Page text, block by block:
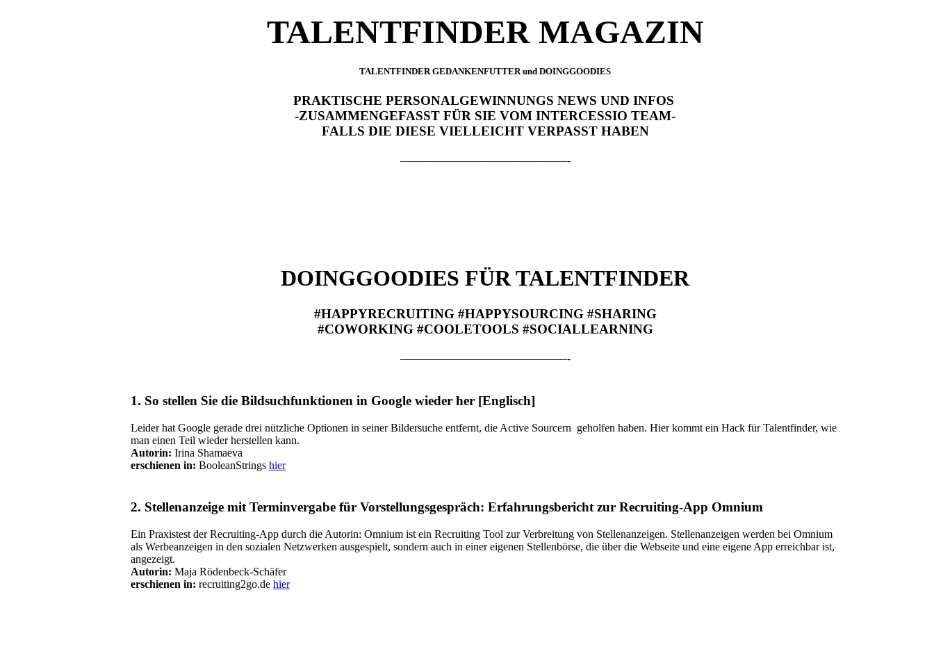
TALENTFINDER MAGAZIN
TALENTFINDER GEDANKENFUTTER und DOINGGOODIES
PRAKTISCHE PERSONALGEWINNUNGS NEWS UND INFOS
-ZUSAMMENGEFASST FÜR SIE VOM INTERCESSIO TEAM-
FALLS DIE DIESE VIELLEICHT VERPASST HABEN
———————————————-
DOINGGOODIES FÜR TALENTFINDER
#HAPPYRECRUITING #HAPPYSOURCING #SHARING
#COWORKING #COOLETOOLS #SOCIALLEARNING
———————————————-
1. So stellen Sie die Bildsuchfunktionen in Google wieder her [Englisch]
Leider hat Google gerade drei nützliche Optionen in seiner Bildersuche entfernt, die Active Sourcern geholfen haben. Hier kommt ein Hack für Talentfinder, wie
man einen Teil wieder herstellen kann.
Autorin: Irina Shamaeva
erschienen in: BooleanStrings hier
2. Stellenanzeige mit Terminvergabe für Vorstellungsgespräch: Erfahrungsbericht zur Recruiting-App Omnium
Ein Praxistest der Recruiting-App durch die Autorin: Omnium ist ein Recruiting Tool zur Verbreitung von Stellenanzeigen. Stellenanzeigen werden bei Omnium
als Werbeanzeigen in den sozialen Netzwerken ausgespielt, sondern auch in einer eigenen Stellenbörse, die über die Webseite und eine eigene App erreichbar ist,
angezeigt.
Autorin: Maja Rödenbeck-Schäfer
erschienen in: recruiting2go.de hier